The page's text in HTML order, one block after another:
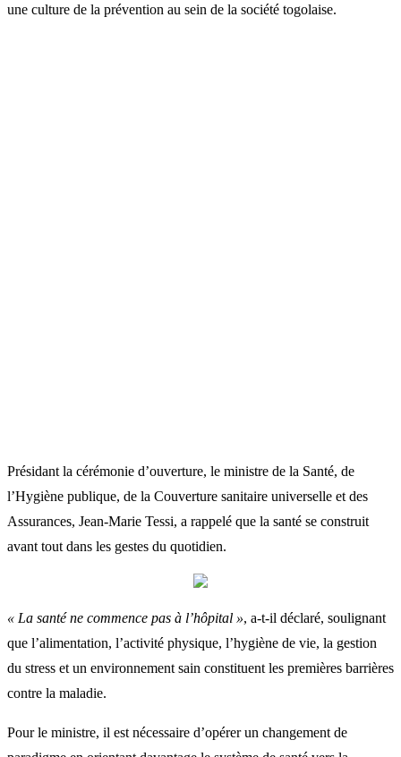
une culture de la prévention au sein de la société togolaise.
Présidant la cérémonie d’ouverture, le ministre de la Santé, de
l’Hygiène publique, de la Couverture sanitaire universelle et des
Assurances, Jean-Marie Tessi, a rappelé que la santé se construit
avant tout dans les gestes du quotidien.
« La santé ne commence pas à l’hôpital », a-t-il déclaré, soulignant
que l’alimentation, l’activité physique, l’hygiène de vie, la gestion
du stress et un environnement sain constituent les premières barrières
contre la maladie.
Pour le ministre, il est nécessaire d’opérer un changement de